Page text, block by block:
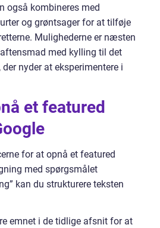
også kombineres med
og grøntsager for at tilføje
Mulighederne er næsten
med kylling til det
nyder at eksperimentere i
et featured
for at opnå et featured
med spørgsmålet
kan du strukturere teksten
emnet i de tidlige afsnit for at